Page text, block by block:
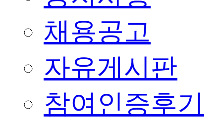
채용공고
자유게시판
참여인증후기